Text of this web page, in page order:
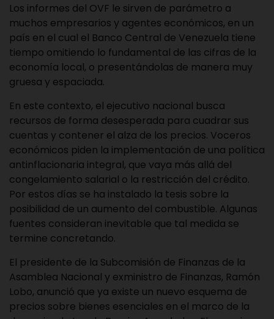
Los informes del OVF le sirven de parámetro a
muchos empresarios y agentes económicos, en un
país en el cual el Banco Central de Venezuela tiene
tiempo omitiendo lo fundamental de las cifras de la
economía local, o presentándolas de manera muy
gruesa y espaciada.
En este contexto, el ejecutivo nacional busca
recursos de forma desesperada para cuadrar sus
cuentas y contener el alza de los precios. Voceros
económicos piden la implementación de una política
antinflacionaria integral, que vaya más allá del
congelamiento salarial o la restricción del crédito.
Por estos días se ha instalado la tesis sobre la
posibilidad de un aumento del combustible. Algunas
fuentes consideran inevitable que tal medida se
termine concretando.
El presidente de la Subcomisión de Finanzas de la
Asamblea Nacional y exministro de Finanzas, Ramón
Lobo, anunció que ya existe un nuevo esquema de
precios sobre bienes esenciales en el marco de la